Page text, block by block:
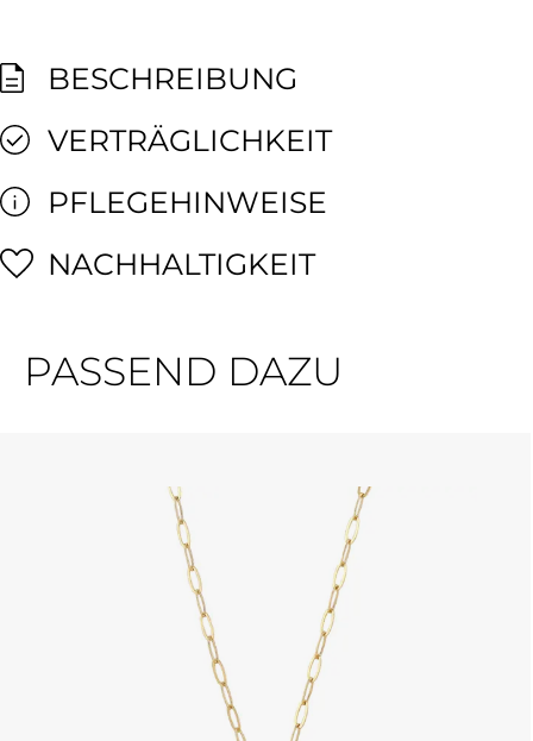
BESCHREIBUNG
VERTRÄGLICHKEIT
PFLEGEHINWEISE
NACHHALTIGKEIT
PASSEND DAZU